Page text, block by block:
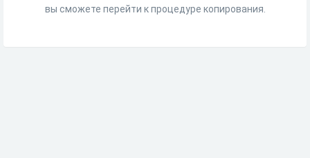
вы сможете перейти к процедуре копирования.